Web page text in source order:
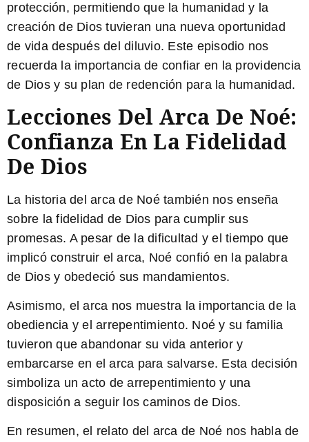
protección, permitiendo que la humanidad y la
creación de Dios tuvieran una nueva oportunidad
de vida después del diluvio. Este episodio nos
recuerda la importancia de confiar en la providencia
de Dios y su plan de redención para la humanidad.
Lecciones Del Arca De Noé:
Confianza En La Fidelidad
De Dios
La historia del arca de Noé también nos enseña
sobre la fidelidad de Dios para cumplir sus
promesas. A pesar de la dificultad y el tiempo que
implicó construir el arca, Noé confió en la palabra
de Dios y obedeció sus mandamientos.
Asimismo, el arca nos muestra la importancia de la
obediencia y el arrepentimiento. Noé y su familia
tuvieron que abandonar su vida anterior y
embarcarse en el arca para salvarse. Esta decisión
simboliza un acto de arrepentimiento y una
disposición a seguir los caminos de Dios.
En resumen, el relato del arca de Noé nos habla de